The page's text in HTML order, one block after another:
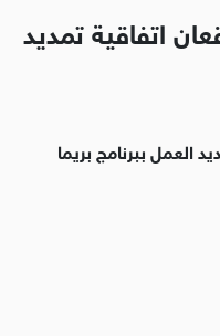
اتفاقية تمديد